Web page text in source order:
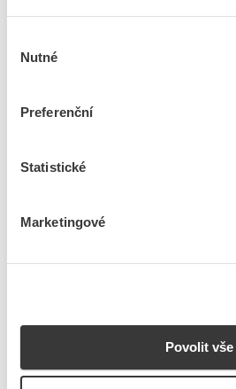
souhlasu
Nutné
Preferenční
Statistické
Marketingové
Povolit vše
5
Značka
23 ks
5dní 1792 ks